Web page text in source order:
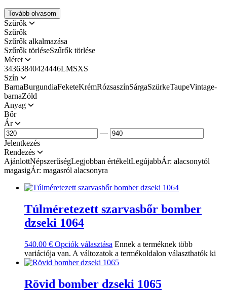
Tovább olvasom
Szűrők
Szűrők
Szűrők alkalmazása
Szűrők törléseSzűrők törlése
Méret
34363840424446LMSXS
Szín
BarnaBurgundiaFeketeKrémRózsaszínSárgaSzürkeTaupeVintage-
barnaZöld
Anyag
Bőr
Ár
—
Jelentkezés
Rendezés
AjánlottNépszerűségLegjobban értékeltLegújabbÁr: alacsonytól
magasigÁr: magasról alacsonyra
Túlméretezett szarvasbőr bomber
dzseki 1064
540.00 € Opciók választása Ennek a terméknek több
variációja van. A változatok a termékoldalon választhatók ki
Rövid bomber dzseki 1065